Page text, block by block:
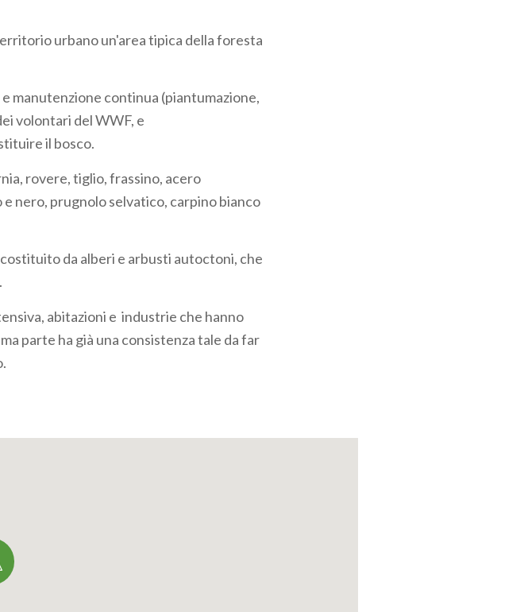
urbano un'area tipica della foresta
manutenzione continua (piantumazione,
volontari del WWF, e
il bosco.
rovere, tiglio, frassino, acero
nero, prugnolo selvatico, carpino bianco
da alberi e arbusti autoctoni, che
abitazioni e industrie che hanno
parte ha già una consistenza tale da far